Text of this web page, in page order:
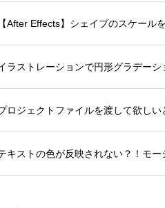
【After Effects】シェイプのスケー
ラストレーションで円形グラデー
ロジェクトファイルを渡して欲し
キストの色が反映されない？！モ